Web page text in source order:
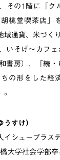
その1階に「ク
桃堂喫茶店」
通貨、米づく
いそげ〜カフ
書房）、「続
の形をした経
すけ）
イシュープラス
大学社会学部